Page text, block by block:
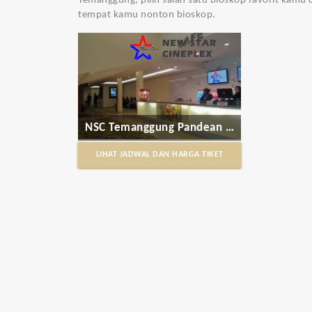
tempat kamu nonton bioskop.
NSC Temanggung Pandean Square
LIHAT JADWAL DAN HARGA TIKET